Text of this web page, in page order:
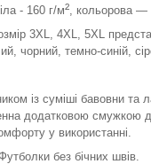
- 160 г/м², кольорова —
3XL, 4XL, 5XL
чорний, темно-синій,
із суміші бавовни та
додатковою смужкою
у використанні.
без бічних швів.